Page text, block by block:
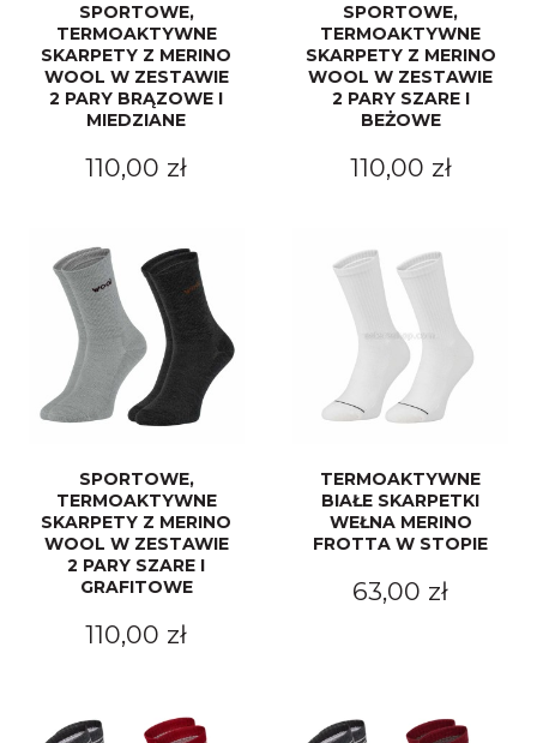
SPORTOWE,
TERMOAKTYWNE
SKARPETY Z MERINO
WOOL W ZESTAWIE
2 PARY BRĄZOWE I
MIEDZIANE
110,00 zł
SPORTOWE,
TERMOAKTYWNE
SKARPETY Z MERINO
WOOL W ZESTAWIE
2 PARY SZARE I
BEŻOWE
110,00 zł
SPORTOWE,
TERMOAKTYWNE
SKARPETY Z MERINO
WOOL W ZESTAWIE
2 PARY SZARE I
GRAFITOWE
110,00 zł
TERMOAKTYWNE
BIAŁE SKARPETKI
WEŁNA MERINO
FROTTA W STOPIE
63,00 zł